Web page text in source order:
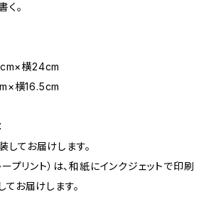
。
横24cm
横16.5cm
てお届けします。
リント）は、和紙にインクジェットで印刷
お届けします。